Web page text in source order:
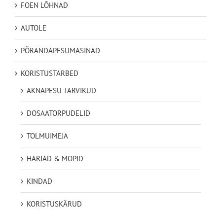
FOEN LÕHNAD
AUTOLE
PÕRANDAPESUMASINAD
KORISTUSTARBED
AKNAPESU TARVIKUD
DOSAATORPUDELID
TOLMUIMEJA
HARJAD & MOPID
KINDAD
KORISTUSKÄRUD